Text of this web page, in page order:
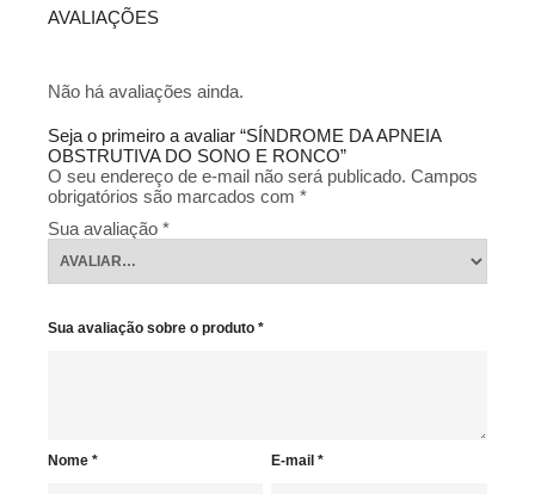
AVALIAÇÕES
Não há avaliações ainda.
Seja o primeiro a avaliar “SÍNDROME DA APNEIA
OBSTRUTIVA DO SONO E RONCO”
O seu endereço de e-mail não será publicado. Campos
obrigatórios são marcados com *
Sua avaliação *
Sua avaliação sobre o produto *
Nome * E-mail*